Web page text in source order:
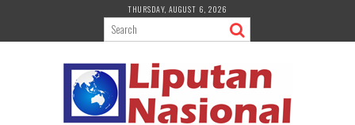
i
THURSDAY, AUGUST 6, 2026